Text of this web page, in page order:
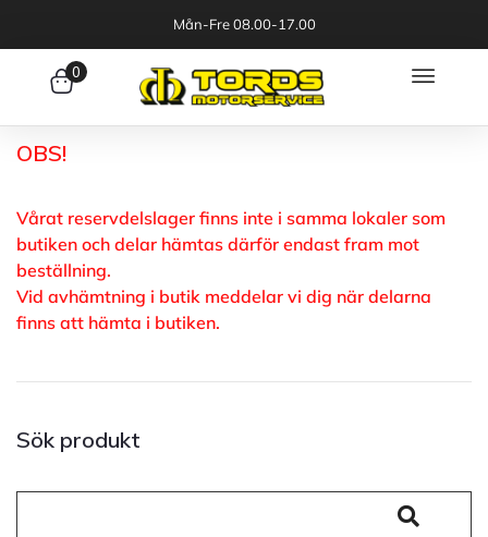
Mån-Fre 08.00-17.00
0
OBS!
Vårat reservdelslager finns inte i samma lokaler som
butiken och delar hämtas därför endast fram mot
beställning.
Vid avhämtning i butik meddelar vi dig när delarna
finns att hämta i butiken.
Sök produkt